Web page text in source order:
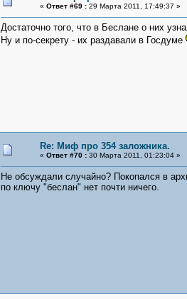
« Ответ #69 :29 Марта 2011, 17:49:37 »
Достаточно того, что в Беслане о них
Ну и по-секрету - их раздавали в Госдуме
Re: Миф про 354 заложника.
« Ответ #70 :30 Марта 2011, 01:23:04 »
Не обсуждали случайно? Покопался в
по ключу "беслан" нет почти ничего.